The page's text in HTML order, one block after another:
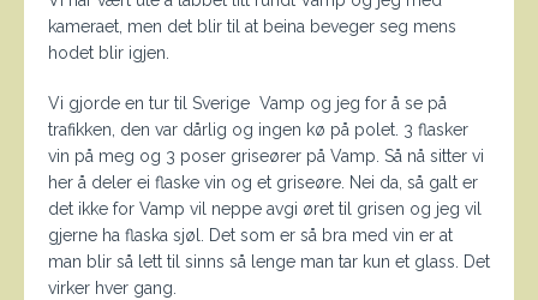
kameraet, men det blir til at beina beveger seg mens
hodet blir igjen.
Vi gjorde en tur til Sverige Vamp og jeg for å se på
trafikken, den var dårlig og ingen kø på polet. 3 flasker
vin på meg og 3 poser griseører på Vamp. Så nå sitter vi
her å deler ei flaske vin og et griseøre. Nei da, så galt er
det ikke for Vamp vil neppe avgi øret til grisen og jeg vil
gjerne ha flaska sjøl. Det som er så bra med vin er at
man blir så lett til sinns så lenge man tar kun et glass. Det
virker hver gang.